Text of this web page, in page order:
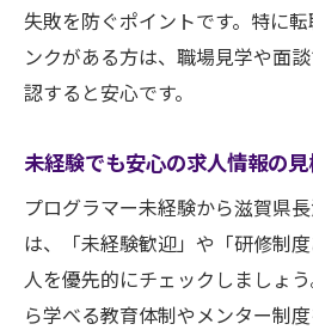
失敗を防ぐポイントです。特に
ンクがある方は、職場見学や面
認すると安心です。
未経験でも安心の求人情報の
プログラマー未経験から滋賀県
は、「未経験歓迎」や「研修制
人を優先的にチェックしましょ
ら学べる教育体制やメンター制